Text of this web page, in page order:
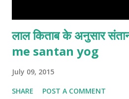
लाल किताब के अनुसार
me santan yog
July 09, 2015
SHARE POST A COMMENT